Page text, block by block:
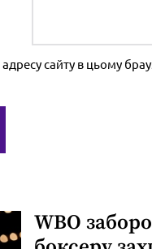
сайту в цьому
WBO